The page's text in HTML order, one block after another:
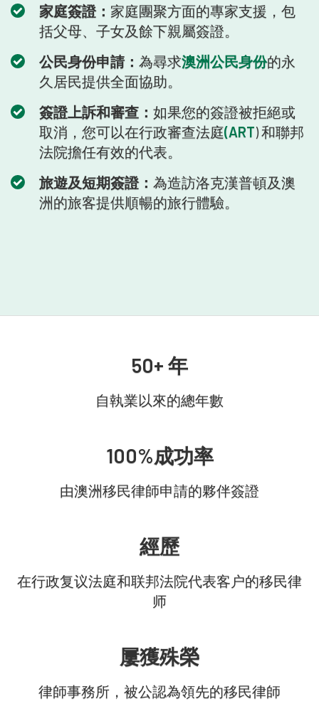
家庭簽證： 家庭團聚方面的專家支援，包
括父母、子女及餘下親屬簽證。
公民身份申請： 為尋求澳洲公民身份的永
久居民提供全面協助。
簽證上訴和審查： 如果您的簽證被拒絕或
取消，您可以在行政審查法庭(ART) 和聯邦
法院擔任有效的代表。
旅遊及短期簽證： 為造訪洛克漢普頓及澳
洲的旅客提供順暢的旅行體驗。
50+ 年
自執業以來的總年數
100%成功率
由澳洲移民律師申請的夥伴簽證
經歷
在行政复议法庭和联邦法院代表客户的移民律
师
屢獲殊榮
律師事務所，被公認為領先的移民律師